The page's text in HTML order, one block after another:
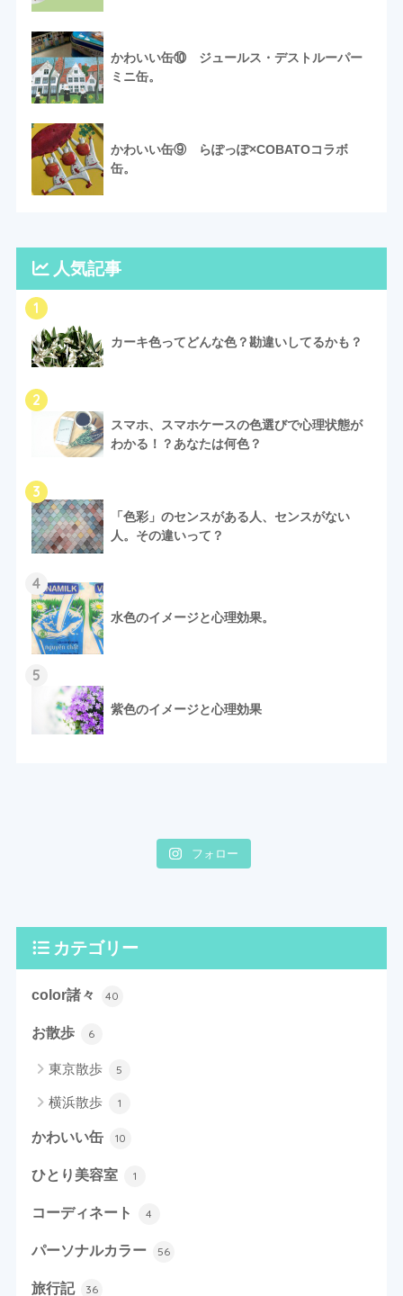
かわいい缶⑩ ジュールス・デストルーパー
ミニ缶。
かわいい缶⑨ らぽっぽ×COBATOコラボ
缶。
人気記事
1
カーキ色ってどんな色？勘違いしてるかも？
2
スマホ、スマホケースの色選びで心理状態が
わかる！？あなたは何色？
3
「色彩」のセンスがある人、センスがない
人。その違いって？
4
水色のイメージと心理効果。
5
紫色のイメージと心理効果
フォロー
カテゴリー
color諸々 40
お散歩 6
東京散歩 5
横浜散歩 1
かわいい缶 10
ひとり美容室 1
コーディネート 4
パーソナルカラー 56
旅行記 36